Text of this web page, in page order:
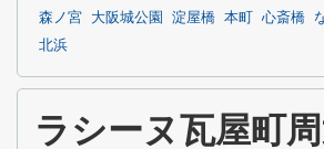
森ノ宮 大阪城公園 淀屋橋 本町 心斎橋
北浜
ラシーヌ瓦屋町